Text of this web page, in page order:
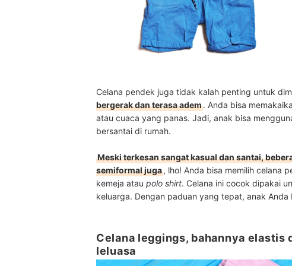
Celana pendek juga tidak kalah penting untuk
bergerak dan terasa adem. Anda bisa
atau cuaca yang panas. Jadi, anak bisa
bersantai di rumah.
Meski terkesan sangat kasual dan santai,
semiformal juga, lho! Anda bisa memilih celana
kemeja atau polo shirt. Celana ini cocok dipakai
keluarga. Dengan paduan yang tepat, anak
Celana leggings, bahannya
leluasa